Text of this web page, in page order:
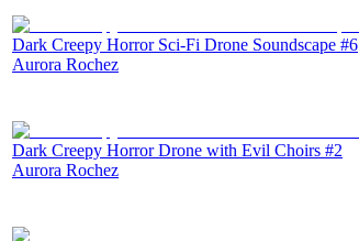
Dark Creepy Horror Sci-Fi Drone Soundscape #6
Aurora Rochez
Dark Creepy Horror Drone with Evil Choirs #2
Aurora Rochez